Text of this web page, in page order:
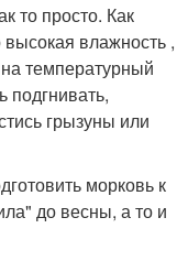
то просто. Как
высокая влажность ,
температурный
подгнивать,
грызуны или
морковь к
до весны, а то и